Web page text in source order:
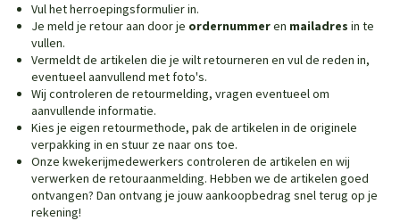
Vul het herroepingsformulier in.
Je meld je retour aan door je ordernummeren mailadres in te
vullen.
Vermeldt de artikelen die je wilt retourneren en vul de reden in,
eventueel aanvullend met foto's.
Wij controleren de retourmelding, vragen eventueel om
aanvullende informatie.
Kies je eigen retourmethode, pak de artikelen in de originele
verpakking in en stuur ze naar ons toe.
Onze kwekerijmedewerkers controleren de artikelen en wij
verwerken de retouraanmelding. Hebben we de artikelen goed
ontvangen? Dan ontvang je jouw aankoopbedrag snel terug op je
rekening!